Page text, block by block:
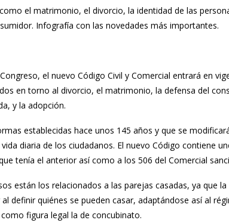
el matrimonio, el divorcio, la identidad de las
Infografía con las novedades más importantes.
el nuevo Código Civil y Comercial entrará en
en torno al divorcio, el matrimonio, la defensa del
y la adopción.
establecidas hace unos 145 años y que se
diaria de los ciudadanos. El nuevo Código contiene
tenía el anterior así como a los 506 del Comercial
están los relacionados a las parejas casadas, ya que
definir quiénes se pueden casar, adaptándose así al
figura legal la de concubinato.